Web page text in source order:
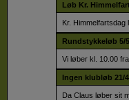
Løb Kr.
Kr.
Rundstykkeløb 5/
Vi løber kl. 10.00
Ingen klubløb 21/
Da Claus løber sit